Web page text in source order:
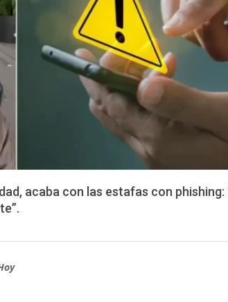
acaba con las estafas con phishing: